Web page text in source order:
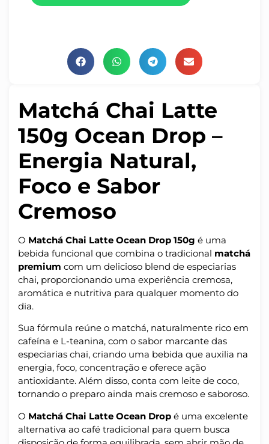
Matchá Chai Latte
150g Ocean Drop –
Energia Natural,
Foco e Sabor
Cremoso
O Matchá Chai Latte Ocean Drop 150g é uma
bebida funcional que combina o tradicional matchá
premium com um delicioso blend de especiarias
chai, proporcionando uma experiência cremosa,
aromática e nutritiva para qualquer momento do
dia.
Sua fórmula reúne o matchá, naturalmente rico em
cafeína e L-teanina, com o sabor marcante das
especiarias chai, criando uma bebida que auxilia na
energia, foco, concentração e oferece ação
antioxidante. Além disso, conta com leite de coco,
tornando o preparo ainda mais cremoso e saboroso.
O Matchá Chai Latte Ocean Drop é uma excelente
alternativa ao café tradicional para quem busca